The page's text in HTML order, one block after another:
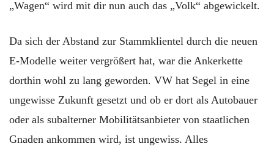
„Wagen“ wird mit dir nun auch das „Volk“ abgewickelt.
Da sich der Abstand zur Stammklientel durch die neuen
E-Modelle weiter vergrößert hat, war die Ankerkette
dorthin wohl zu lang geworden. VW hat Segel in eine
ungewisse Zukunft gesetzt und ob er dort als Autobauer
oder als subalterner Mobilitätsanbieter von staatlichen
Gnaden ankommen wird, ist ungewiss. Alles